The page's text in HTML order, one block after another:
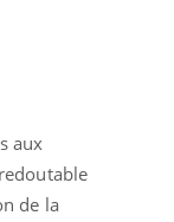
aux
de la